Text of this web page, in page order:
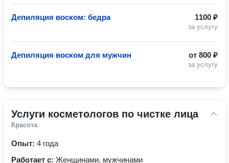
1100 ₽
за услугу
Депиляция воском: бедра
от 800 ₽
за услугу
Депиляция воском для мужчин
Услуги косметологов по чистке лица
Красота
Опыт: 4 года
Работает с: Женщинами, мужчинами